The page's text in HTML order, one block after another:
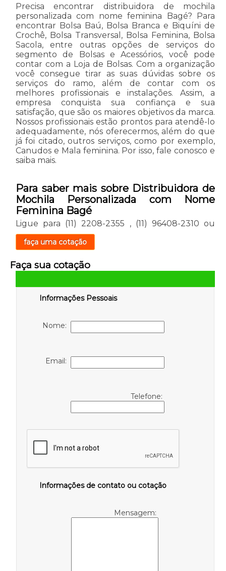
Precisa encontrar distribuidora de mochila
personalizada com nome feminina Bagé? Para
encontrar Bolsa Baú, Bolsa Branca e Biquíni de
Crochê, Bolsa Transversal, Bolsa Feminina, Bolsa
Sacola, entre outras opções de serviços do
segmento de Bolsas e Acessórios, você pode
contar com a Loja de Bolsas. Com a organização
você consegue tirar as suas dúvidas sobre os
serviços do ramo, além de contar com os
melhores profissionais e instalações. Assim, a
empresa conquista sua confiança e sua
satisfação, que são os maiores objetivos da marca.
Nossos profissionais estão prontos para atendê-lo
adequadamente, nós oferecermos, além do que
já foi citado, outros serviços, como por exemplo,
Canudos e Mala feminina. Por isso, fale conosco e
saiba mais.
Para saber mais sobre Distribuidora de
Mochila Personalizada com Nome
Feminina Bagé
Ligue para (11) 2208-2355 , (11) 96408-2310 ou
faça uma cotação
Faça sua cotação
Informações Pessoais
Nome:
Email:
Telefone:
Informações de contato ou cotação
Mensagem: